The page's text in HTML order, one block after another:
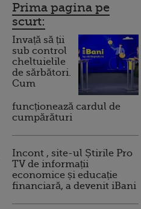
Prima pagina pe
scurt:
Invață să ții
sub control
cheltuielile
de sărbători.
Cum
funcționează cardul de
cumpărături
Incont , site-ul Știrile Pro
TV de informații
economice și educație
financiară, a devenit iBani